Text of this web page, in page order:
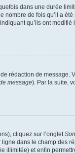
dans une durée
de fois qu’il a
qu’ils ont
rédaction de message.
message). Par la suite,
cliquez sur l’onglet
dans le champ des
illimitée) et enfin